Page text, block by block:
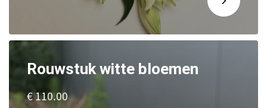
Rouwstuk witte bloemen
€ 110.00